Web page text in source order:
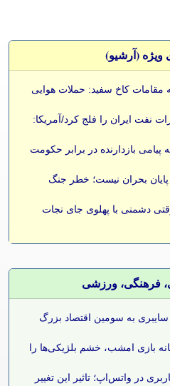
ویژه (آرشيو)
مقامات کاخ سفید: حملات هوایی
نفت ایران را فلج کرد/آمریکا:
پیامی بازدارنده در برابر حکومت
بحران نیست؛ خطر جنگ
دشمنی با پهلوی جای نجات
فرهنگی، ورزشی
سایبری به سومین اقتصاد بزرگ
بازی امشب، خشم بلژیکی‌ها را
در واتس‌اپ؛ تاثیر این تغییر